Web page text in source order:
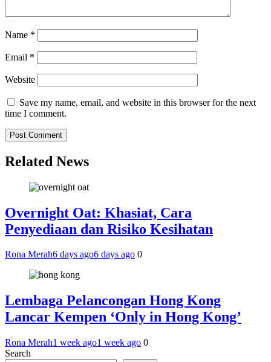
Name *
Email *
Website
Save my name, email, and website in this browser for the next
time I comment.
Related News
Overnight Oat: Khasiat, Cara
Penyediaan dan Risiko Kesihatan
Rona Merah6 days ago6 days ago 0
Lembaga Pelancongan Hong Kong
Lancar Kempen ‘Only in Hong Kong’
Rona Merah1 week ago1 week ago 0
Search